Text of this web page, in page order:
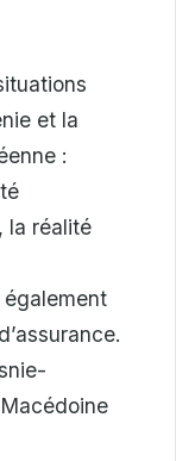
et la
:
la réalité